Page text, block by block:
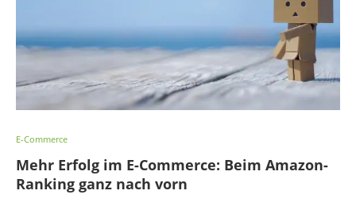
E-Commerce
Mehr Erfolg im E-Commerce: Beim Amazon-
Ranking ganz nach vorn